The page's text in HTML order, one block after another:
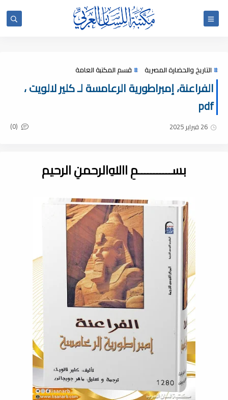
التاريخ والحضارة المصرية قسم المكتبة العامة
الفراعنة، إمبراطورية الرعامسة لـ كلير لالويت ،
pdf
26 فبراير 2025 (0)
بســـــــــــمِ اﷲِالرحمنِ الرحيم